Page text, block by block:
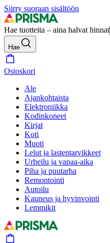
Siirry suoraan sisältöön
Hae tuotteita – aina halvat hinnat
Hae
Ostoskori
Ale
Ajankohtaista
Elektroniikka
Kodinkoneet
Kirjat
Koti
Muoti
Lelut ja lastentarvikkeet
Urheilu ja vapaa-aika
Piha ja puutarha
Remontointi
Autoilu
Kauneus ja hyvinvointi
Lemmikit